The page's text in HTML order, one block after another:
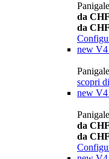
da
da
new V4
scopri
new V4
da
da